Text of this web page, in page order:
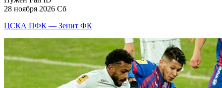
28 ноября 2026 Сб
ЦСКА ПФК — Зенит ФК